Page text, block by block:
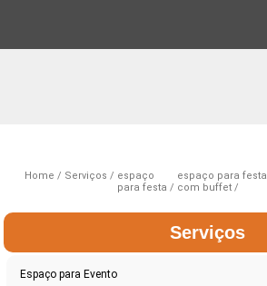
Home Serviços
espaço
para festa
espaço para festa
com buffet
Serviços
Espaço para Evento